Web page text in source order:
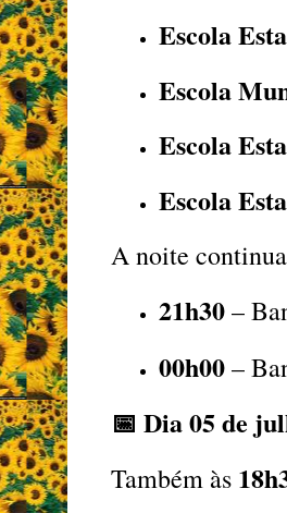
Escola
Escola
Escola
Escola
A noite
21h30–
00h00–
📅 Dia 05 de
Também às